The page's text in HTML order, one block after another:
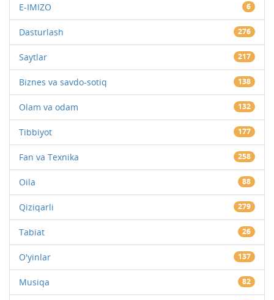
E-IMIZO 6
Dasturlash 276
Saytlar 217
Biznes va savdo-sotiq 138
Olam va odam 132
Tibbiyot 177
Fan va Texnika 258
Oila 88
Qiziqarli 279
Tabiat 26
O'yinlar 137
Musiqa 82